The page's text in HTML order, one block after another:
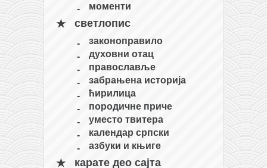
кобудо
нунчаку
тимбеи рочин
програм
моменти
светлопис
законоправило
духовни отац
православље
забрањена историја
ћирилица
породичне приче
уместо твитера
календар српски
азбуки и књиге
карате део сајта